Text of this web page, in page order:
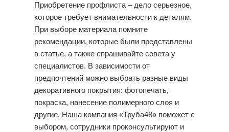
Приобретение профлиста – дело серьезное,
которое требует внимательности к деталям.
При выборе материала помните
рекомендации, которые были представлены
в статье, а также спрашивайте совета у
специалистов. В зависимости от
предпочтений можно выбрать разные виды
декоративного покрытия: фотопечать,
покраска, нанесение полимерного слоя и
другие. Наша компания «Труба48» поможет с
выбором, сотрудники проконсультируют и